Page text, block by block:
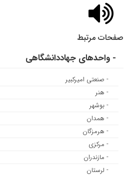
صفحات مرتبط
- واحدهای جهاددانشگاهی
- صنعتی امیرکبیر
- هنر
- بوشهر
- همدان
- هرمزگان
- مرکزی
- مازندران
- لرستان